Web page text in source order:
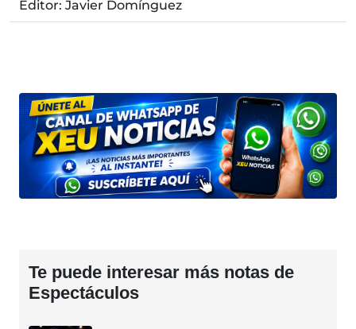
Editor: Javier Domínguez
Te puede interesar más notas de
Espectáculos